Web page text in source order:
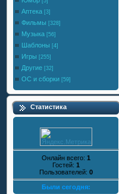
Аптека [3]
Фильмы [328]
Музыка [56]
Шаблоны [4]
Игры [255]
Другие [32]
ОС и сборки [59]
Статистика
Онлайн всего: 1
Гостей: 1
Пользователей: 0
Были сегодня: